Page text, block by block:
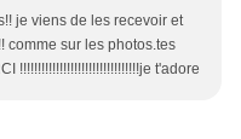
je viens de les recevoir et
comme sur les photos.tes
!!!!!!!!!!!!!!!!!!!!!!!!!!!!!!!!!je t'adore